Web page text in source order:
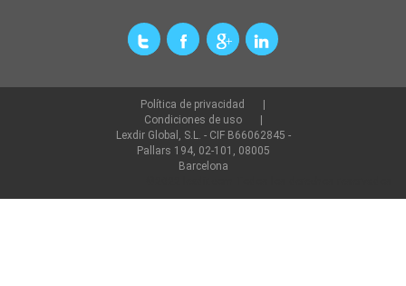
Política de privacidad
Condiciones de uso
Lexdir Global, S.L. - CIF B66062845 -
Pallars 194, 02-101, 08005
Barcelona